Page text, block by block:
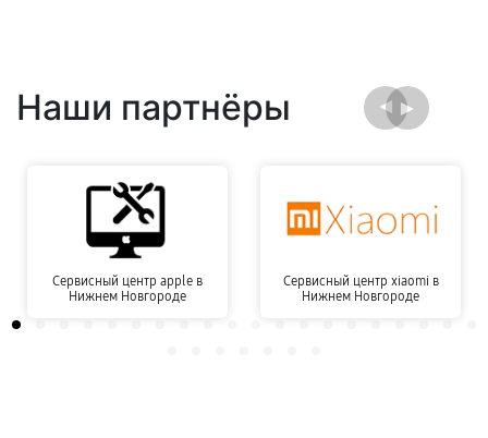
Наши партнёры
Сервисный центр apple в
Нижнем Новгороде
Сервисный центр xiaomi в
Нижнем Новгороде